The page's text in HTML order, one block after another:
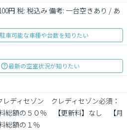
円 税: 税込み 備考: 一台空きあり / あ
駐車可能な車種や台数を知りたい
最新の空室状況が知りたい
レディセゾン　クレディセゾン必須：
総額の５０％　【更新料】なし　【月
総額の１％